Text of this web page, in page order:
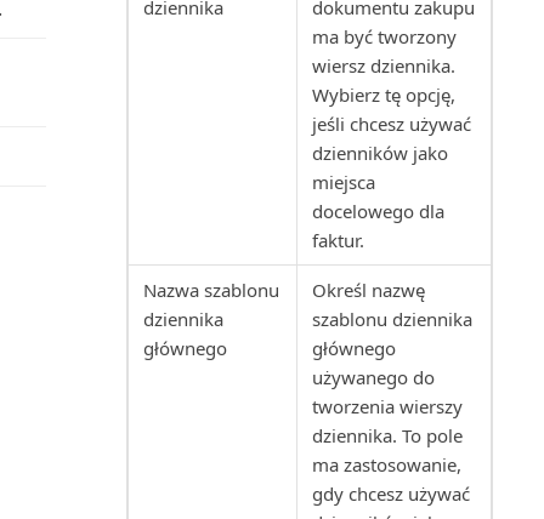
Saldo waluty obcej (raport 503)
Segment: kontakty (raport)
Serwis: faktura (raport
dziennika
dokumentu zakupu
ma być tworzony
wiersz dziennika.
Wybierz tę opcję,
jeśli chcesz używać
dzienników jako
miejsca
docelowego dla
faktur.
Nazwa szablonu
dziennika
głównego
Określ nazwę
szablonu dziennika
głównego
używanego do
tworzenia wierszy
dziennika. To pole
ma zastosowanie,
gdy chcesz używać